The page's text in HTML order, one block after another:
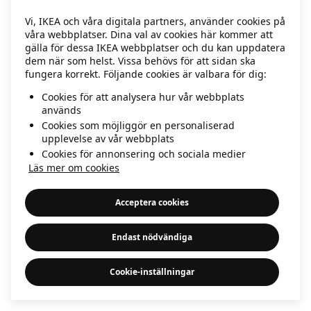
information)
Vi, IKEA och våra digitala partners, använder cookies på
våra webbplatser. Dina val av cookies här kommer att
gälla för dessa IKEA webbplatser och du kan uppdatera
dem när som helst. Vissa behövs för att sidan ska
fungera korrekt. Följande cookies är valbara för dig:
Cookies för att analysera hur vår webbplats
används
Cookies som möjliggör en personaliserad
upplevelse av vår webbplats
Cookies för annonsering och sociala medier
Läs mer om cookies
Acceptera cookies
Endast nödvändiga
Cookie-inställningar